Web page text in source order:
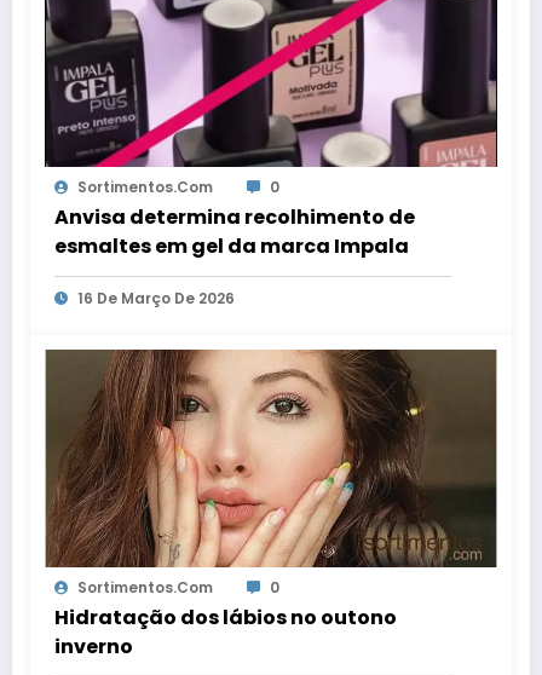
Sortimentos.com 0
Anvisa determina recolhimento de
esmaltes em gel da marca Impala
16 De Março De 2026
Sortimentos.com 0
Hidratação dos lábios no outono
inverno